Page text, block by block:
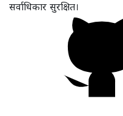
सर्वाधिकार सुरक्षित।